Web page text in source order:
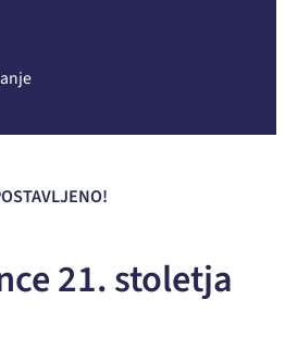
21. stoletja